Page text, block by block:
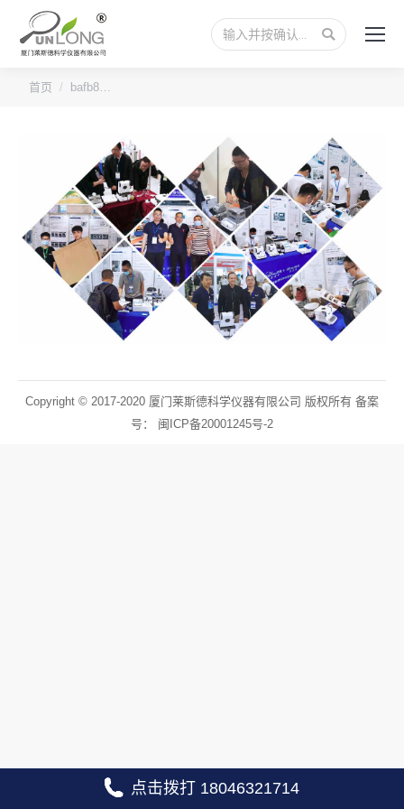
搜
索：
您的位置：
首页 bafb8…
Copyright © 2017-2020 厦门莱斯德科学仪器有限公司 版权所有 备案
号： 闽ICP备20001245号-2
点击拨打 18046321714